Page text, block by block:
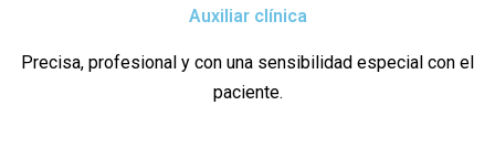
Auxiliar clínica
Precisa, profesional y con una sensibilidad especial con el
paciente.